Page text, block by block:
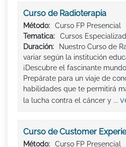
Curso de Radioterapia
Método:
Curso FP Presencial
Tematica:
Cursos
Duración:
Nuestro Curso de
variar según la institución
¡Descubre el fascinante
Prepárate para un viaje de
habilidades que te permitirá
la lucha contra el cáncer y ...
Curso de Customer
Método:
Curso FP Presencial